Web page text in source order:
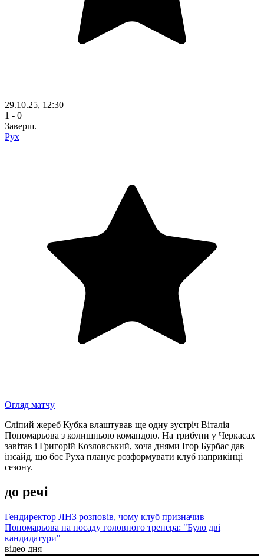
29.10.25, 12:30
1 - 0
Заверш.
Рух
Огляд матчу
Сліпий жереб Кубка влаштував ще одну зустріч Віталія
Пономарьова з колишньою командою. На трибуни у Черкасах
завітав і Григорій Козловський, хоча днями Ігор Бурбас дав
інсайд, що бос Руха планує розформувати клуб наприкінці
сезону.
до речі
Гендиректор ЛНЗ розповів, чому клуб призначив
Пономарьова на посаду головного тренера: "Було дві
кандидатури"
відео дня